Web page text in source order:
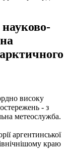
науково-
високу
- з
метеослужба.
аргентинської
краю